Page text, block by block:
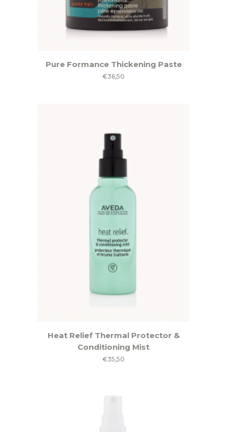
Pure Formance Thickening Paste
€36,50
Heat Relief Thermal Protector &
Conditioning Mist
€35,50